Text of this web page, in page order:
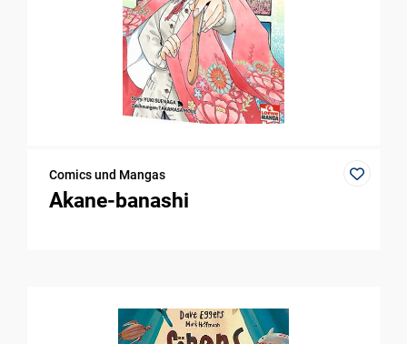
Comics und Mangas
Akane-banashi